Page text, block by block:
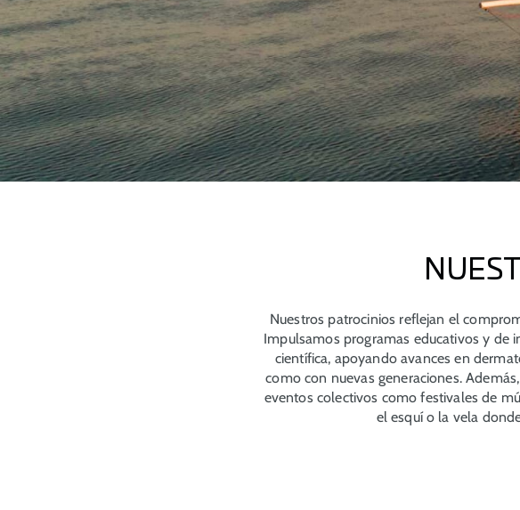
Nuestros patrocinios reflejan el
Impulsamos programas educativos y de
científica, apoyando avances en
como con nuevas generaciones.
eventos colectivos como festivales de
el esquí o la vela